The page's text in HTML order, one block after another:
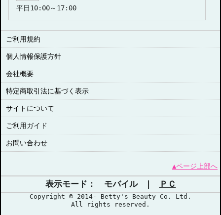
平日10:00～17:00
ご利用規約
個人情報保護方針
会社概要
特定商取引法に基づく表示
サイトについて
ご利用ガイド
お問い合わせ
▲ページ上部へ
表示モード： モバイル | ＰＣ
Copyright © 2014- Betty's Beauty Co. Ltd.
All rights reserved.